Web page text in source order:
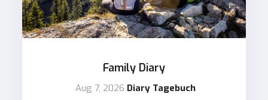
Family Diary
Aug 7, 2026 Diary Tagebuch